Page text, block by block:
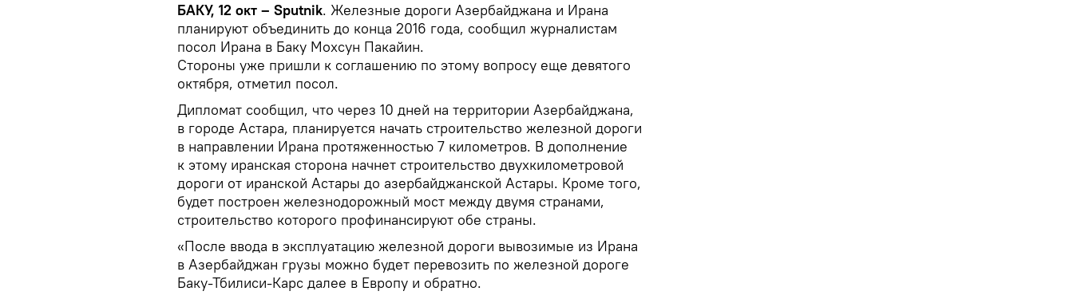
БАКУ, 12 окт – Sputnik. Железные дороги Азербайджана и Ирана
планируют объединить до конца 2016 года, сообщил журналистам
посол Ирана в Баку Мохсун Пакайин.
Стороны уже пришли к соглашению по этому вопросу еще девятого
октября, отметил посол.
Дипломат сообщил, что через 10 дней на территории Азербайджана,
в городе Астара, планируется начать строительство железной дороги
в направлении Ирана протяженностью 7 километров. В дополнение
к этому иранская сторона начнет строительство двухкилометровой
дороги от иранской Астары до азербайджанской Астары. Кроме того,
будет построен железнодорожный мост между двумя странами,
строительство которого профинансируют обе страны.
«После ввода в эксплуатацию железной дороги вывозимые из Ирана
в Азербайджан грузы можно будет перевозить по железной дороге
Баку-Тбилиси-Карс далее в Европу и обратно.